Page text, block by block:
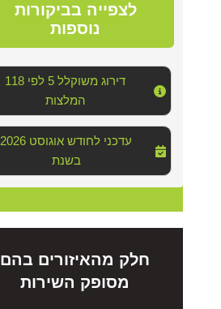
לצפייה בביקורות
נוספות
דירוג משוקלל 5 לפי 118
המלצות
2026 עדכני לחודש אוגוסט
בשנת
חלק מהאיזורים בהם
מסופק השירות